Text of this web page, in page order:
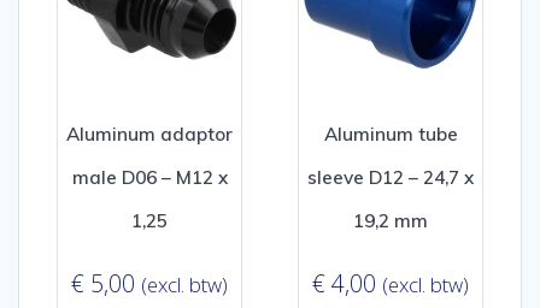
Aluminum adaptor
male D06 – M12 x
1,25
€ 5,00 (excl. btw)
Aluminum tube
sleeve D12 – 24,7 x
19,2 mm
€ 4,00 (excl. btw)